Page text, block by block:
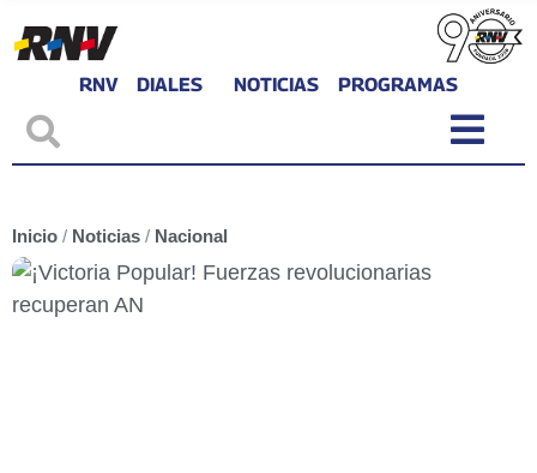
RNV DIALES NOTICIAS PROGRAMAS
Inicio / Noticias / Nacional